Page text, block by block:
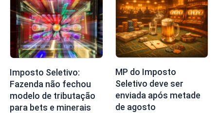
Imposto Seletivo:
Fazenda não fechou
modelo de tributação
para bets e minerais
MP do Imposto
Seletivo deve ser
enviada após metade
de agosto